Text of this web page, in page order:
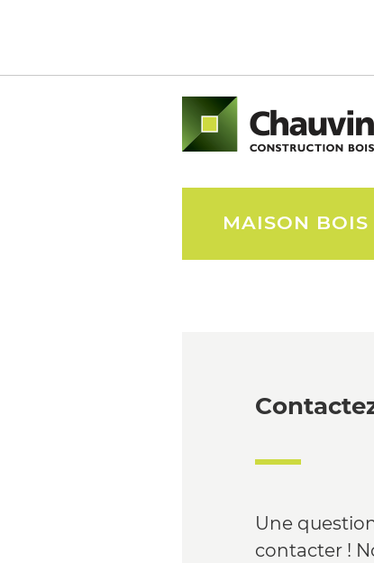
MAISON BOIS
Une
contacter !